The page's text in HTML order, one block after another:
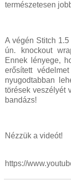
természetesen
A végén Stitch
ún. knockout
Ennek lényege,
erősített
nyugodtabban
törések veszélyét
bandázs!
Nézzük a videót!
https://